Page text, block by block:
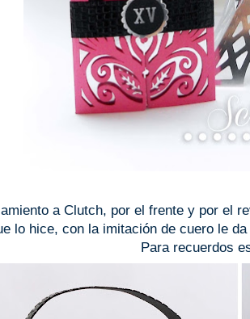
a Clutch, por el frente y por el
lo hice, con la imitación de cuero le
Para recuerdos